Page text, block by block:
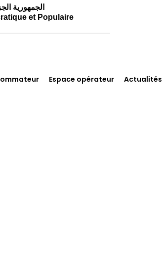
الجمهورية
et Populaire
Espace opérateur Actualités